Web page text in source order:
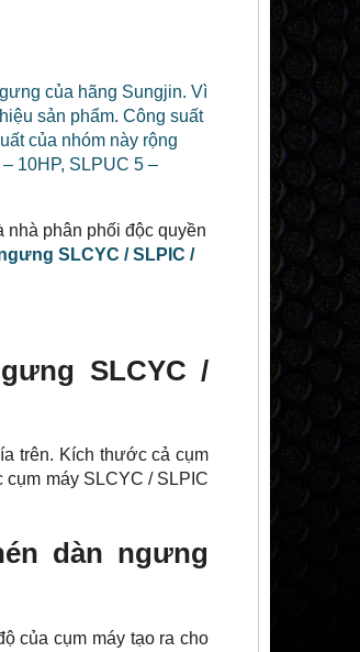
của hãng Sungjin. Vì
sản phẩm. Công suất
của nhóm này rộng
10HP, SLPUC 5 –
nhà phân phối độc quyền
SLCYC / SLPIC /
SLCYC /
trên. Kích thước cả cụm
máy SLCYC / SLPIC
dàn ngưng
của cụm máy tạo ra cho